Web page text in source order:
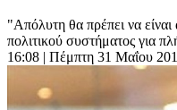
"Απόλυτη θα πρέπει να
πολιτικού συστήματος για
16:08 | Πέμπτη 31 Μαΐου